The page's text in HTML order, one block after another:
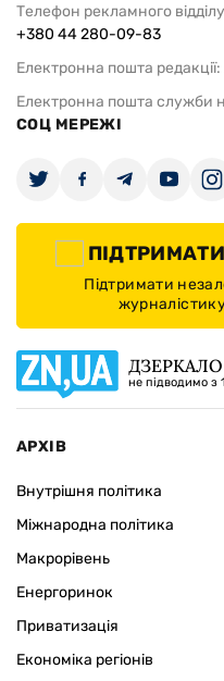
Телефон рекламного
+380 44 280-09-83
Електронна пошта редакції:
Електронна пошта служби
СОЦ МЕРЕЖІ
ПІДТРИМАТИ
Підтримати
не підводимо з
АРХІВ
Внутрішня політика
Міжнародна політика
Макрорівень
Енергоринок
Приватизація
Економіка регіонів